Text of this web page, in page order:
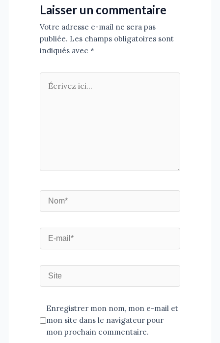
Laisser un commentaire
Votre adresse e-mail ne sera pas
publiée. Les champs obligatoires sont
indiqués avec *
Enregistrer mon nom, mon e-mail et
mon site dans le navigateur pour
mon prochain commentaire.